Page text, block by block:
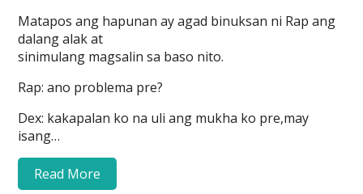
Matapos ang hapunan ay agad binuksan ni Rap ang
dalang alak at
sinimulang magsalin sa baso nito.
Rap: ano problema pre?
Dex: kakapalan ko na uli ang mukha ko pre,may
isang…
Read More